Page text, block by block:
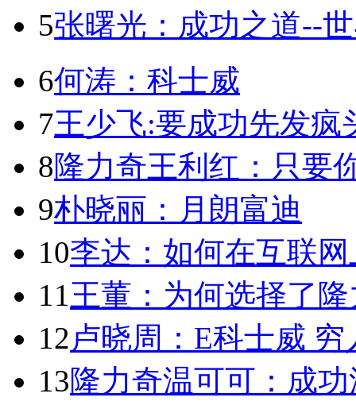
5张曙光：成功之道--
6何涛：科士威
7王少飞:要成功先发疯
8隆力奇王利红：只要
9朴晓丽：月朗富迪
10李达：如何在互联
11 王董：为何选择了
12卢晓周：E科士威
13隆力奇温可可：成